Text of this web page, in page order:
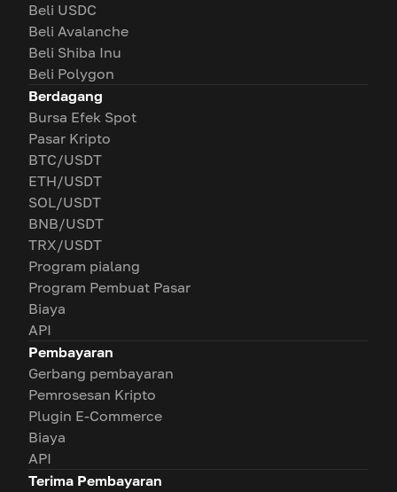
Beli USDC
Beli Avalanche
Beli Shiba Inu
Beli Polygon
Berdagang
Bursa Efek Spot
Pasar Kripto
BTC/USDT
ETH/USDT
SOL/USDT
BNB/USDT
TRX/USDT
Program pialang
Program Pembuat Pasar
Biaya
API
Pembayaran
Gerbang pembayaran
Pemrosesan Kripto
Plugin E-Commerce
Biaya
API
Terima Pembayaran